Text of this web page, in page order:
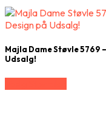
Majla Dame Støvle 5769
Udsalg!